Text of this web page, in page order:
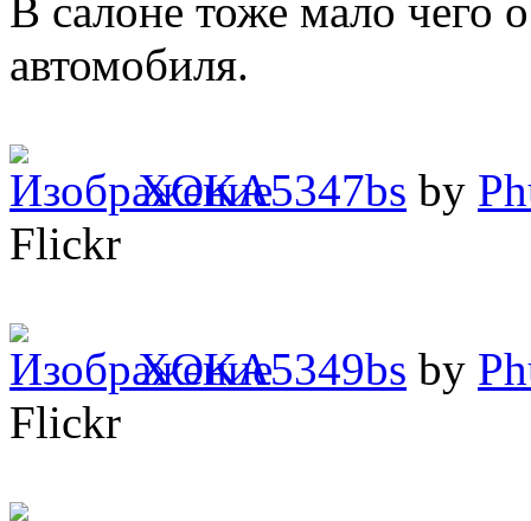
В салоне тоже мало чего
автомобиля.
XOKA5347bs by
Flickr
XOKA5349bs by
Flickr